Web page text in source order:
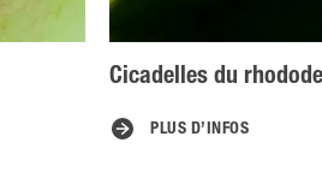
Cicadelles du
PLUS D’INFOS